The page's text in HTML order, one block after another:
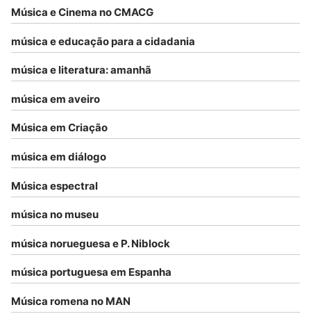
Música e Cinema no CMACG
música e educação para a cidadania
música e literatura: amanhã
música em aveiro
Música em Criação
música em diálogo
Música espectral
música no museu
música norueguesa e P. Niblock
música portuguesa em Espanha
Música romena no MAN